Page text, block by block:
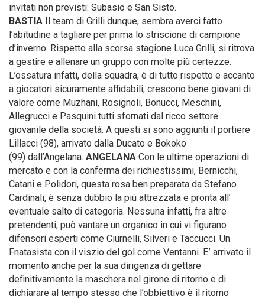
invitati non previsti: Subasio e San Sisto.
BASTIA Il team di Grilli dunque, sembra averci fatto
l’abitudine a tagliare per prima lo striscione di campione
d’inverno. Rispetto alla scorsa stagione Luca Grilli, si ritrova
a gestire e allenare un gruppo con molte più certezze.
L’ossatura infatti, della squadra, è di tutto rispetto e accanto
a giocatori sicuramente affidabili, crescono bene giovani di
valore come Muzhani, Rosignoli, Bonucci, Meschini,
Allegrucci e Pasquini tutti sfornati dal ricco settore
giovanile della società. A questi si sono aggiunti il portiere
Lillacci (98), arrivato dalla Ducato e Bokoko
(99) dall’Angelana. ANGELANA Con le ultime operazioni di
mercato e con la conferma dei richiestissimi, Bernicchi,
Catani e Polidori, questa rosa ben preparata da Stefano
Cardinali, è senza dubbio la più attrezzata e pronta all’
eventuale salto di categoria. Nessuna infatti, fra altre
pretendenti, può vantare un organico in cui vi figurano
difensori esperti come Ciurnelli, Silveri e Taccucci. Un
Fnatasista con il viszio del gol come Ventanni. E’ arrivato il
momento anche per la sua dirigenza di gettare
definitivamente la maschera nel girone di ritorno e di
dichiarare al tempo stesso che l’obbiettivo è il ritorno